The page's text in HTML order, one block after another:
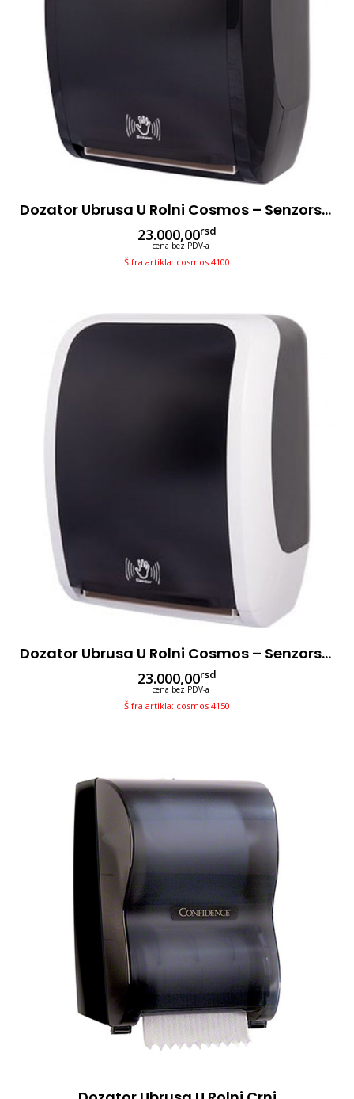
Dozator Ubrusa U Rolni Cosmos – Senzorski – Crni
23.000,00rsd
cena bez PDV-a
Šifra artikla: cosmos 4100
Dozator Ubrusa U Rolni Cosmos – Senzorski – Crno/beli
23.000,00rsd
cena bez PDV-a
Šifra artikla: cosmos 4150